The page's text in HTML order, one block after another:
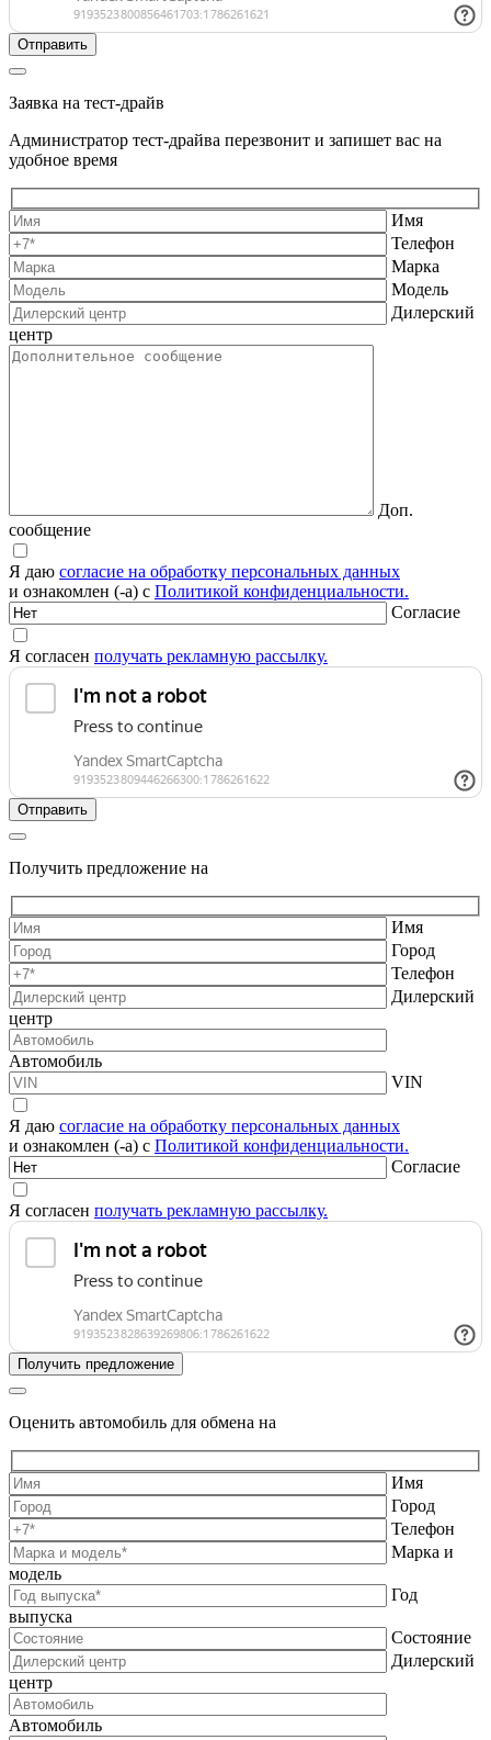
Заявка на тест-драйв
Администратор тест-драйва перезвонит и запишет вас на
удобное время
Имя
Телефон
Марка
Модель
Дилерский
центр
Доп.
сообщение
Я даю согласие на обработку персональных данных
и ознакомлен (-а) с Политикой конфиденциальности.
Согласие
Я согласен получать рекламную рассылку.
Получить предложение на
Имя
Город
Телефон
Дилерский
центр
Автомобиль
VIN
Я даю согласие на обработку персональных данных
и ознакомлен (-а) с Политикой конфиденциальности.
Согласие
Я согласен получать рекламную рассылку.
Оценить автомобиль для обмена на
Имя
Город
Телефон
Марка и
модель
Год
выпуска
Состояние
Дилерский
центр
Автомобиль